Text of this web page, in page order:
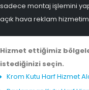
sadece montaj işlemini
açık hava reklam
Hizmet ettiğimiz
istediğinizi seçin.
Krom Kutu Harf Hizmet